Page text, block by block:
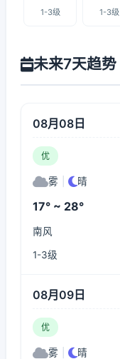
1-3级 1-3级
未来7天趋势
08月08日
优
雾 晴
17° ~ 28°
南风
1-3级
08月09日
优
雾 晴